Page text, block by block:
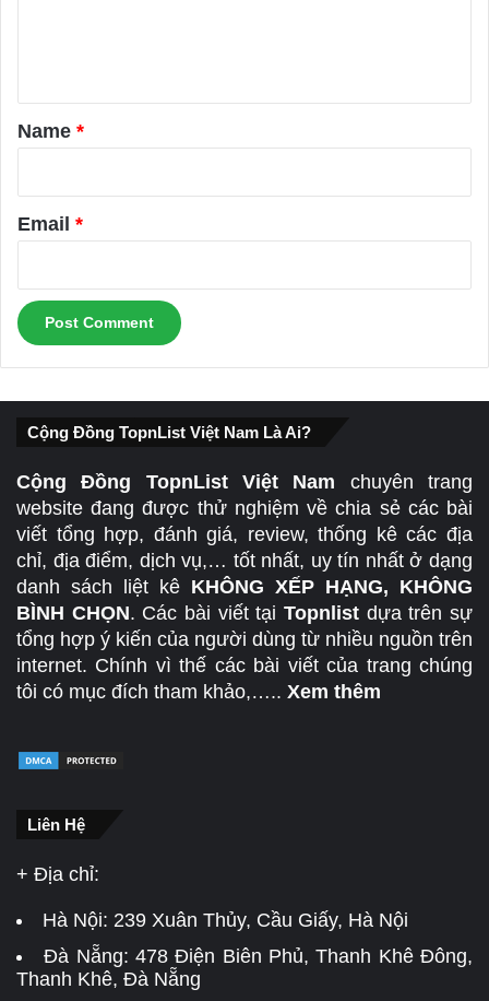
*
Name *
Email *
Cộng Đồng TopnList Việt Nam Là Ai?
Cộng Đồng TopnList Việt Nam chuyên trang
website đang được thử nghiệm về chia sẻ các bài
viết tổng hợp, đánh giá, review, thống kê các địa
chỉ, địa điểm, dịch vụ,… tốt nhất, uy tín nhất ở dạng
danh sách liệt kê KHÔNG XẾP HẠNG, KHÔNG
BÌNH CHỌN. Các bài viết tạiTopnlist dựa trên sự
tổng hợp ý kiến của người dùng từ nhiều nguồn trên
internet. Chính vì thế các bài viết của trang chúng
tôi có mục đích tham khảo,….. Xem thêm
Liên Hệ
+ Địa chỉ:
Hà Nội: 239 Xuân Thủy, Cầu Giấy, Hà Nội
Đà Nẵng:478 Điện Biên Phủ, Thanh Khê Đông,
Thanh Khê, Đà Nẵng